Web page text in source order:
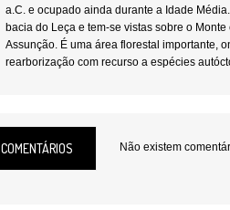
a.C. e ocupado ainda durante a Idade
bacia do Leça e tem-se vistas sobre o
Assunção. É uma área florestal importante,
rearborização com recurso a espécies
COMENTÁRIOS Não existem